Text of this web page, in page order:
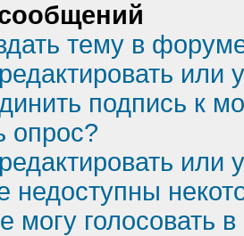
тему в
или
подпись к
опрос?
или
недоступны
могу голосовать